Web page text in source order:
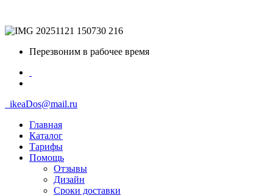
Перезвоним в рабочее время
ikeaDos@mail.ru
Главная
Каталог
Тарифы
Помощь
Отзывы
Дизайн
Сроки доставки